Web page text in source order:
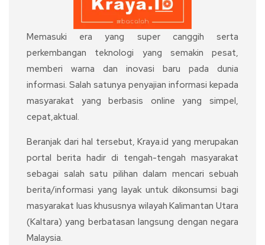
Memasuki era yang super canggih serta
perkembangan teknologi yang semakin pesat,
memberi warna dan inovasi baru pada dunia
informasi. Salah satunya penyajian informasi kepada
masyarakat yang berbasis online yang simpel,
cepat,aktual.
Beranjak dari hal tersebut, Kraya.id yang merupakan
portal berita hadir di tengah-tengah masyarakat
sebagai salah satu pilihan dalam mencari sebuah
berita/informasi yang layak untuk dikonsumsi bagi
masyarakat luas khususnya wilayah Kalimantan Utara
(Kaltara) yang berbatasan langsung dengan negara
Malaysia.